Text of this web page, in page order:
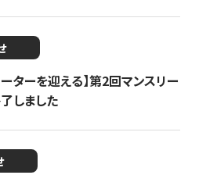
ターを迎える】第2回マンスリー
しました